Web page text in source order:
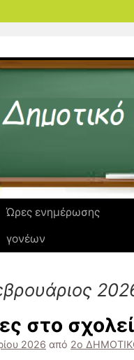
Ώρες ενημέρωσης
γονέων
στο
2026 από 2ο